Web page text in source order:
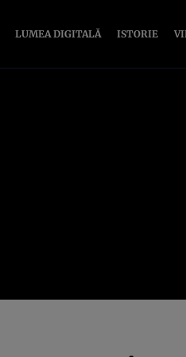
LUMEA DIGITALĂ ISTORIE